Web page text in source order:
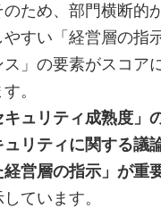
ため、部門横断的
やすい「経営層の指
」の要素がスコア
。
キュリティ成熟度」
リティに関する議
営層の指示」が重
ています。